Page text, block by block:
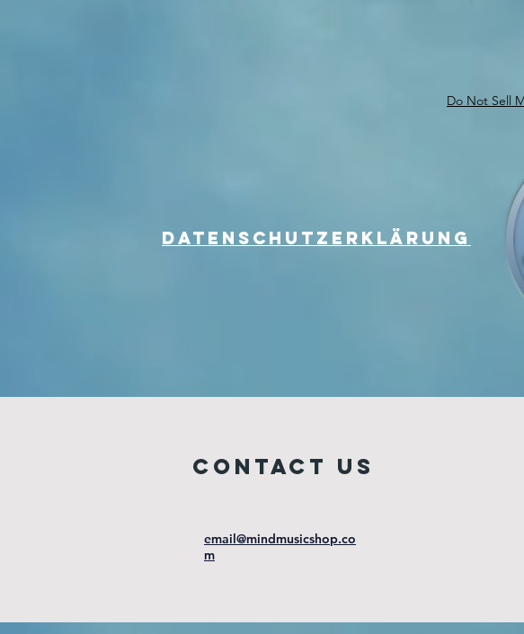
Do Not Sell
DAtEnsCHUTZERKLÄRUNG
COntact us
email@mindmusicshop.co
m